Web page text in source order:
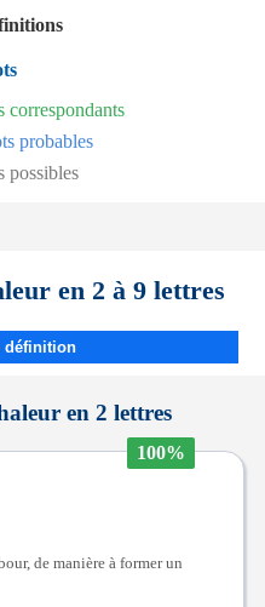
correspondants
probables
possibles
en 2 à 9 lettres
définition
en 2 lettres
100%
de manière à former un